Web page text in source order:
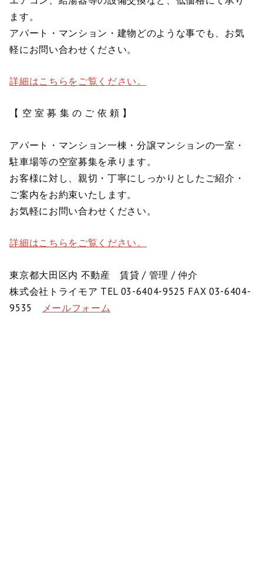
ます。
アパート・マンション・建物どのような事でも、お気
軽にお問い合わせください。
詳細はこちらをご覧ください。
【 空 室 募 集 の ご 依 頼 】
アパート・マンション一棟・分譲マンションの一室・
駐車場等の空室募集を承ります。
お客様に対し、親切・丁寧にしっかりとしたご紹介・
ご案内をお約束いたします。
お気軽にお問い合わせください。
詳細はこちらをご覧ください。
東京都大田区内 不動産 賃貸 / 管理 / 仲介
株式会社トライモア TEL 03-6404-9525 FAX 03-6404-
9535
メールフォーム